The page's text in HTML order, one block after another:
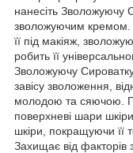
нанесіть
зволожуючим кремом.
її під макіяж,
робить її
Зволожуючу
завісу зволоження,
молодою та сяючою.
поверхневі шари
шкіри, покращуючи її
Захищає від